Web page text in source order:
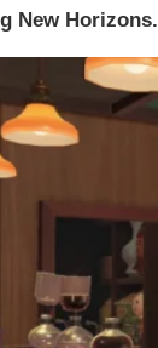
New Horizons.